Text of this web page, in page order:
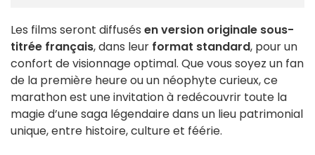
Les films seront diffusés en version originale sous-
titrée français, dans leur format standard, pour un
confort de visionnage optimal. Que vous soyez un fan
de la première heure ou un néophyte curieux, ce
marathon est une invitation à redécouvrir toute la
magie d’une saga légendaire dans un lieu patrimonial
unique, entre histoire, culture et féérie.